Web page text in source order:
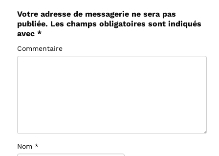
Votre adresse de messagerie ne sera pas
publiée. Les champs obligatoires sont indiqués
avec *
Commentaire
Nom *